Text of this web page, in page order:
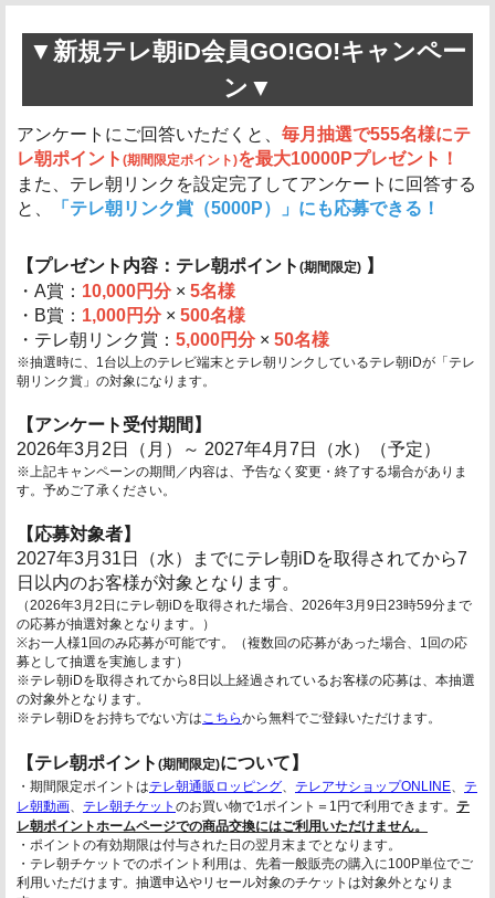
▼新規テレ朝iD会員GO!GO!キャンペー
ン ▼
アンケートにご回答いただくと、 毎月抽選で555名様にテ
レ朝ポイント (期間限定ポイント)を最大10000Pプレゼント！
また、テレ朝リンクを設定完了してアンケートに回答する
と、
「テレ朝リンク賞（5000P）」にも応募できる！
【プレゼント内容：テレ朝ポイント (期間限定) 】
・A賞： 10,000円分× 5名様
・B賞： 1,000円分× 500名様
・テレ朝リンク賞： 5,000円分× 50名様
※抽選時に、1台以上のテレビ端末とテレ朝リンクしているテレ朝iDが「テレ
朝リンク賞」の対象になります。
【アンケート受付期間】
2026年3月2日（月）～ 2027年4月7日（水）（予定）
※上記キャンペーンの期間／内容は、予告なく変更・終了する場合がありま
す。予めご了承ください。
【応募対象者】
2027年3月31日（水）までにテレ朝iDを取得されてから7
日以内のお客様が対象となります。
（2026年3月2日にテレ朝iDを取得された場合、2026年3月9日23時59分まで
の応募が抽選対象となります。）
※お一人様1回のみ応募が可能です。（複数回の応募があった場合、1回の応
募として抽選を実施します）
※テレ朝iDを取得されてから8日以上経過されているお客様の応募は、本抽選
の対象外となります。
※テレ朝iDをお持ちでない方はこちらから無料でご登録いただけます。
【テレ朝ポイント (期間限定)について】
・期間限定ポイントはテレ朝通販ロッピング、 テレアサショップONLINE、 テ
レ朝動画、 テレ朝チケット のお買い物で1ポイント＝1円で利用できます。 テ
レ朝ポイントホームページでの商品交換にはご利用いただけません。
・ポイントの有効期限は付与された日の翌月末までとなります。
・テレ朝チケットでのポイント利用は、先着一般販売の購入に100P単位でご
利用いただけます。抽選申込やリセール対象のチケットは対象外となりま